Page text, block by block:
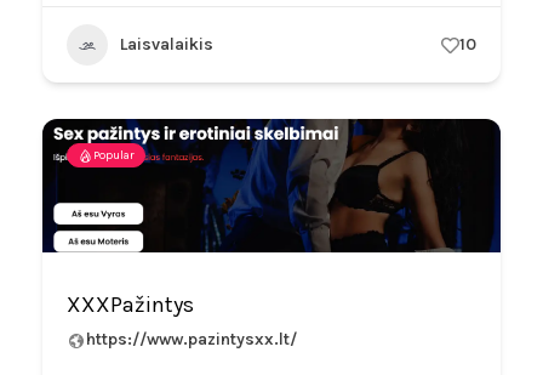
Laisvalaikis 10
Popular
XXXPažintys
https://www.pazintysxx.lt/